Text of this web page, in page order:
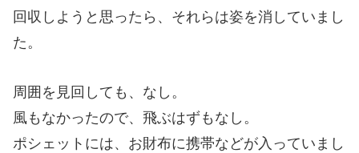
回収しようと思ったら、それらは姿を消していまし
た。
周囲を見回しても、なし。
風もなかったので、飛ぶはずもなし。
ポシェットには、お財布に携帯などが入っていまし